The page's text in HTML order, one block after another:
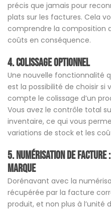
précis que jamais pour
plats sur les factures. Cela
comprendre la composition
coûts en conséquence.
4. Colissage Optionnel
Une nouvelle fonctionnalité
est la possibilité de choisir si
compte le colissage d’un
Vous avez le contrôle total
inventaire, ce qui vous
variations de stock et les
5. NUMÉRISATION DE FACTURE:
Marque
Dorénavant avec la
récupérée par la facture
produit, et non plus à l’unité